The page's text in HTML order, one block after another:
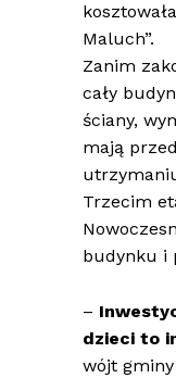
Maluch”.
Zanim
cały
ściany,
mają
Trzecim
budynku i
–
dzieci to
wójt gminy